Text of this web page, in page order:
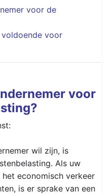
voor de
voor
voor
wil zijn, is
Als uw
economisch verkeer
is er sprake van een